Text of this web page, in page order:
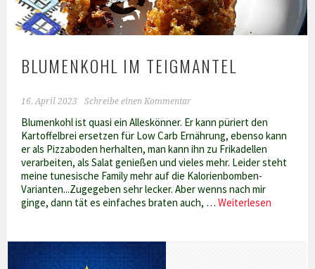
BLUMENKOHL IM TEIGMANTEL
16. April 2023 Schreibe einen Kommentar
Blumenkohl ist quasi ein Alleskönner. Er kann püriert den
Kartoffelbrei ersetzen für Low Carb Ernährung, ebenso kann
er als Pizzaboden herhalten, man kann ihn zu Frikadellen
verarbeiten, als Salat genießen und vieles mehr. Leider steht
meine tunesische Family mehr auf die Kalorienbomben-
Varianten...Zugegeben sehr lecker. Aber wenns nach mir
ginge, dann tät es einfaches braten auch, …Weiterlesen